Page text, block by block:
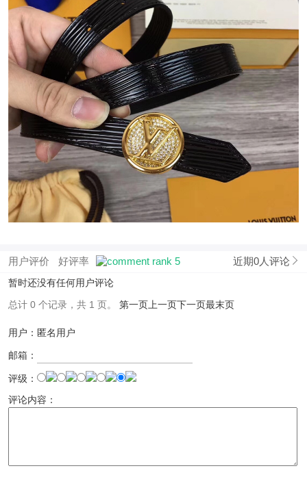
用户评价 好评率 近期0人评论
暂时还没有任何用户评论
总计 0 个记录，共 1 页。 第一页 上一页下一页最末页
用户：匿名用户
邮箱：
评级：
评论内容：